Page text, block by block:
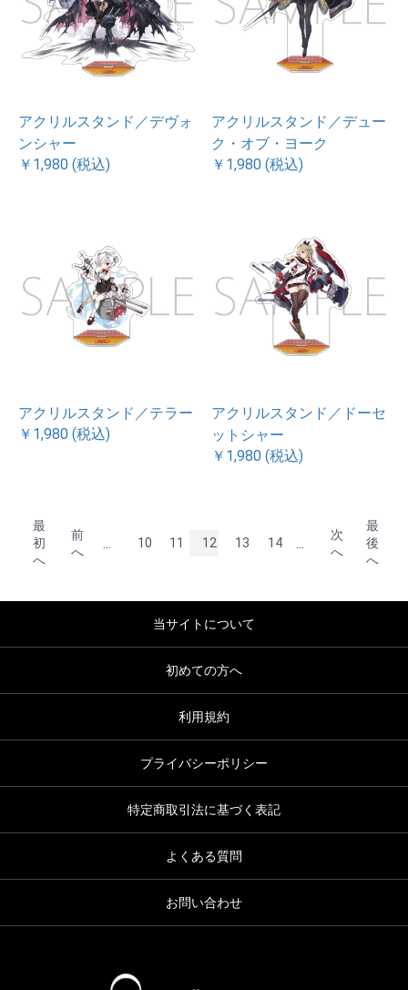
アクリルスタンド／デヴォ
ンシャー
￥1,980 (税込)
アクリルスタンド／デュー
ク・オブ・ヨーク
￥1,980 (税込)
アクリルスタンド／テラー
￥1,980 (税込)
アクリルスタンド／ドーセ
ットシャー
￥1,980 (税込)
最
初
へ
前
へ
... 10 11 12 13 14 ...
次
へ
最
後
へ
当サイトについて
初めての方へ
利用規約
プライバシーポリシー
特定商取引法に基づく表記
よくある質問
お問い合わせ